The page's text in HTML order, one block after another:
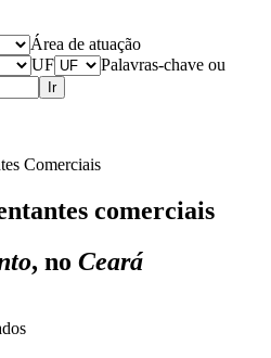
Área de atuação
UF
Palavras-chave ou
Ir
Comerciais
comerciais
, no Ceará